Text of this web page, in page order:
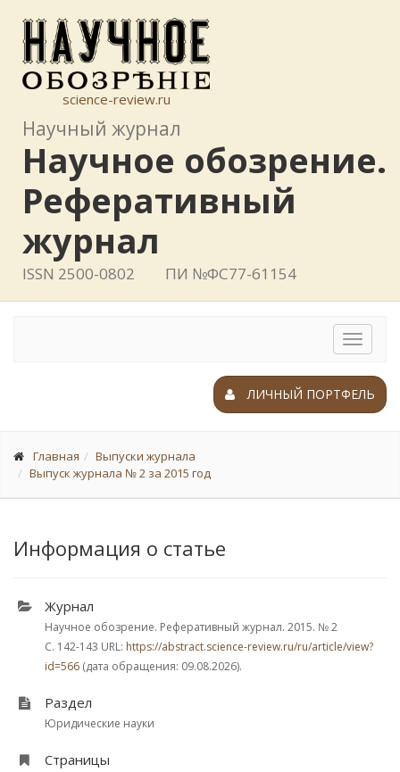
science-review.ru
Научный журнал
Научное обозрение.
Реферативный
журнал
ISSN 2500-0802 ПИ №ФС77-61154
Toggle
ЛИЧНЫЙ ПОРТФЕЛЬ
Главная
Выпуски журнала
Выпуск журнала № 2 за 2015 год
Информация о статье
Журнал
Научное обозрение. Реферативный журнал. 2015. № 2
С. 142-143 URL: https://abstract.science-review.ru/ru/article/view?
id=566 (дата обращения: 09.08.2026).
Раздел
Юридические науки
Страницы